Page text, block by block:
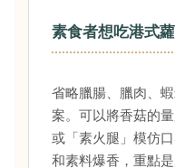
素食者想吃港式
省略臘腸、臘肉、
案。可以將香菇的
或「素火腿」模仿
和素料爆香，重點